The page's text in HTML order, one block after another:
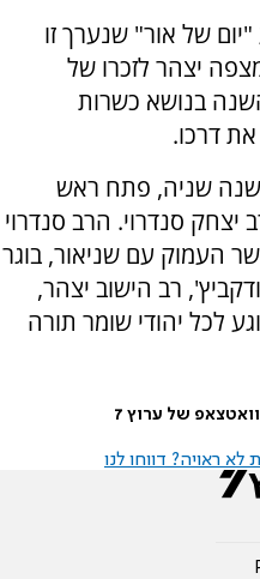
של אור" שנערך זו
יצהר לזכרו של
בנושא כשרות
דרכו.
שניה, פתח ראש
סנדרוי. הרב סנדרוי
העמוק עם שניאור, בוגר
רב הישוב יצהר,
לכל יהודי שומר תורה
של ערוץ 7
ראויה? דווחו לנו